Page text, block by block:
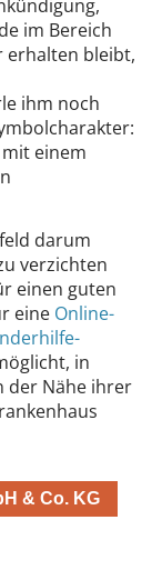
im Bereich
erhalten bleibt,
ihm noch
einem
darum
verzichten
einen guten
eine Online-
in
der Nähe ihrer
& Co. KG